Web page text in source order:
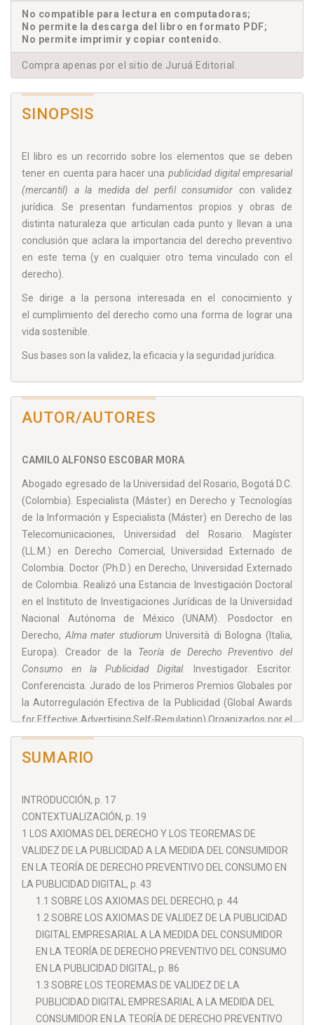
No compatible para lectura en computadoras;
No permite la descarga del libro en formato PDF;
No permite imprimir y copiar contenido.
Compra apenas por el sitio de Juruá Editorial.
SINOPSIS
El libro es un recorrido sobre los elementos que se deben
tener en cuenta para hacer una publicidad digital empresarial
(mercantil) a la medida del perfil consumidor con validez
jurídica. Se presentan fundamentos propios y obras de
distinta naturaleza que articulan cada punto y llevan a una
conclusión que aclara la importancia del derecho preventivo
en este tema (y en cualquier otro tema vinculado con el
derecho).
Se dirige a la persona interesada en el conocimiento y
el cumplimiento del derecho como una forma de lograr una
vida sostenible.
Sus bases son la validez, la eficacia y la seguridad jurídica.
AUTOR/AUTORES
CAMILO ALFONSO ESCOBAR MORA
Abogado egresado de la Universidad del Rosario, Bogotá D.C.
(Colombia). Especialista (Máster) en Derecho y Tecnologías
de la Información y Especialista (Máster) en Derecho de las
Telecomunicaciones, Universidad del Rosario. Magíster
(LL.M.) en Derecho Comercial, Universidad Externado de
Colombia. Doctor (Ph.D.) en Derecho, Universidad Externado
de Colombia. Realizó una Estancia de Investigación Doctoral
en el Instituto de Investigaciones Jurídicas de la Universidad
Nacional Autónoma de México (UNAM). Posdoctor en
Derecho, Alma mater studiorum Università di Bologna (Italia,
Europa). Creador de la Teoría de Derecho Preventivo del
Consumo en la Publicidad Digital. Investigador. Escritor.
Conferencista. Jurado de los Primeros Premios Globales por
la Autorregulación Efectiva de la Publicidad (Global Awards
for Effective Advertising Self-Regulation) Organizados por el
Consejo Internacional de Autorregulación Publicitaria (the
International Council for Ad Self-Regulation, ICAS). Fundador
Digital(www.juridia.co
SUMARIO
INTRODUCCIÓN, p. 17
CONTEXTUALIZACIÓN, p. 19
1 LOS AXIOMAS DEL DERECHO Y LOS TEOREMAS DE
VALIDEZ DE LA PUBLICIDAD A LA MEDIDA DEL CONSUMIDOR
EN LA TEORÍA DE DERECHO PREVENTIVO DEL CONSUMO EN
LA PUBLICIDAD DIGITAL, p. 43
1.1 SOBRE LOS AXIOMAS DEL DERECHO, p. 44
1.2 SOBRE LOS AXIOMAS DE VALIDEZ DE LA PUBLICIDAD
DIGITAL EMPRESARIAL A LA MEDIDA DEL CONSUMIDOR
EN LA TEORÍA DE DERECHO PREVENTIVO DEL CONSUMO
EN LA PUBLICIDAD DIGITAL, p. 86
1.3 SOBRE LOS TEOREMAS DE VALIDEZ DE LA
PUBLICIDAD DIGITAL EMPRESARIAL A LA MEDIDA DEL
CONSUMIDOR EN LA TEORÍA DE DERECHO PREVENTIVO